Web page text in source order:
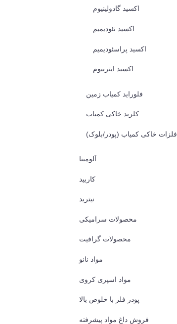
اکسید گادولینیوم
اکسید نئودیمیم
اکسید پراسئودیمیم
اکسید ایتربیوم
فلوراید کمیاب زمین
کلرید خاکی کمیاب
فلزات خاکی کمیاب (پودر/بلوک)
آلومینا
کاربید
نیترید
محصولات سرامیکی
محصولات گرافیت
مواد نانو
مواد اسپری کروی
پودر فلز با خلوص بالا
فروش داغ مواد پیشرفته